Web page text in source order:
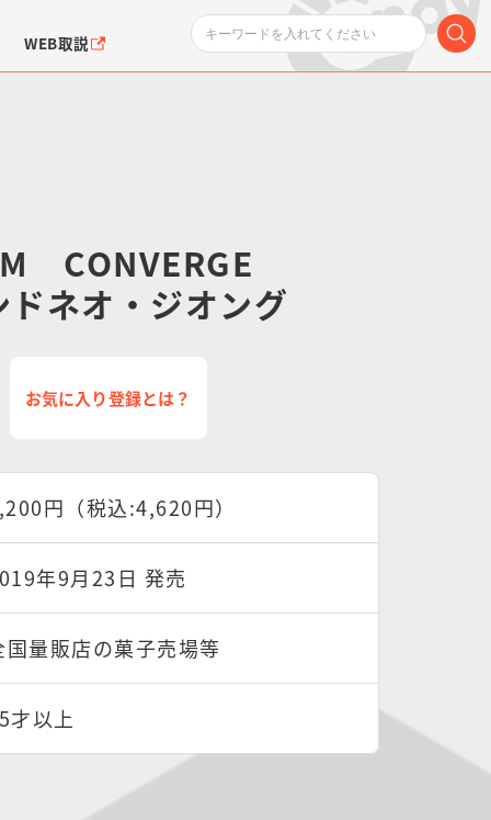
ダムシリーズ ポケットモンスター
ぉるめーしょん＆
エアシール
SMPシリーズ
WEB取説
CONVERGE
ネオ・ジオング
お気に入り登録とは？
円（税込:4,620円）
年9月23日 発売
国量販店の菓子売場等
才以上